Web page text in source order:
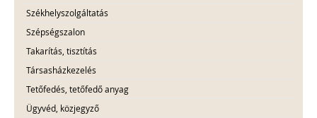
Székhelyszolgáltatás
Szépségszalon
Takarítás, tisztítás
Társasházkezelés
Tetőfedés, tetőfedő anyag
Ügyvéd, közjegyző